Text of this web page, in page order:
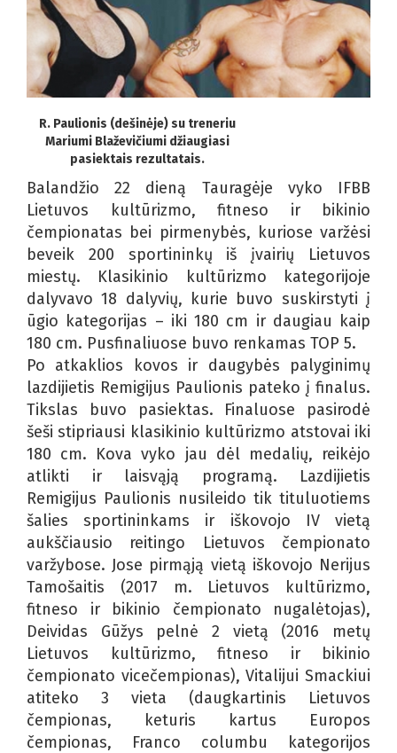
R. Paulionis (dešinėje) su treneriu
Mariumi Blaževičiumi džiaugiasi
pasiektais rezultatais.
Balandžio 22 dieną Tauragėje vyko IFBB
Lietuvos kultūrizmo, fitneso ir bikinio
čempionatas bei pirmenybės, kuriose varžėsi
beveik 200 sportininkų iš įvairių Lietuvos
miestų. Klasikinio kultūrizmo kategorijoje
dalyvavo 18 dalyvių, kurie buvo suskirstyti į
ūgio kategorijas – iki 180 cm ir daugiau kaip
180 cm. Pusfinaliuose buvo renkamas TOP 5.
Po atkaklios kovos ir daugybės palyginimų
lazdijietis Remigijus Paulionis pateko į finalus.
Tikslas buvo pasiektas. Finaluose pasirodė
šeši stipriausi klasikinio kultūrizmo atstovai iki
180 cm. Kova vyko jau dėl medalių, reikėjo
atlikti ir laisvąją programą. Lazdijietis
Remigijus Paulionis nusileido tik tituluotiems
šalies sportininkams ir iškovojo IV vietą
aukščiausio reitingo Lietuvos čempionato
varžybose. Jose pirmąją vietą iškovojo Nerijus
Tamošaitis (2017 m. Lietuvos kultūrizmo,
fitneso ir bikinio čempionato nugalėtojas),
Deividas Gūžys pelnė 2 vietą (2016 metų
Lietuvos kultūrizmo, fitneso ir bikinio
čempionato vicečempionas), Vitalijui Smackiui
atiteko 3 vieta (daugkartinis Lietuvos
čempionas, keturis kartus Europos
čempionas, Franco columbu kategorijos